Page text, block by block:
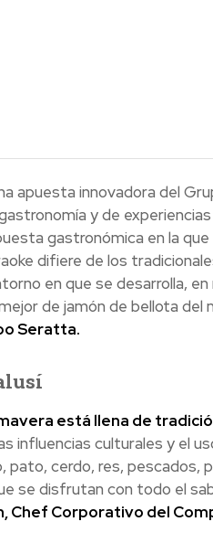
apuesta innovadora del
y de
gastronómica en la
difiere de los
en que se desarrolla,
de jamón de bellota del
Seratta.
está llena de
influencias culturales y el
pato, cerdo, res,
se disfrutan con todo el
Chef Corporativo del